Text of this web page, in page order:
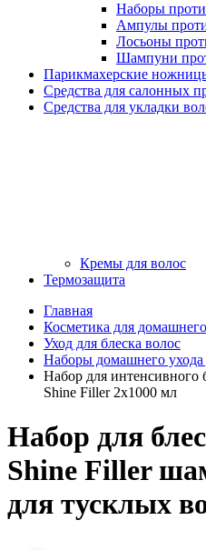
Наборы
Ампулы
Лосьоны
Шампуни
Парикмахерские
Средства для салонных
Средства для укладки
Кремы для волос
Термозащита
Главная
Косметика для
Уход для блеска волос
Наборы домашнего ухода
Набор для интенсивного
Shine Filler 2x1000 мл
Набор для
Shine Filler
для тусклых